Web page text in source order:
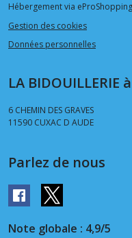
Hébergement via eProShopping
Gestion des cookies
Données personnelles
LA BIDOUILLERIE
6 CHEMIN DES GRAVES
11590 CUXAC D AUDE
Parlez de nous
Note globale : 4,9/5